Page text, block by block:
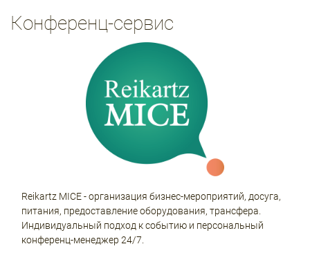
Конференц-сервис
Reikartz MICE - организация бизнес-мероприятий, досуга,
питания, предоставление оборудования, трансфера.
Индивидуальный подход к событию и персональный
конференц-менеджер 24/7.